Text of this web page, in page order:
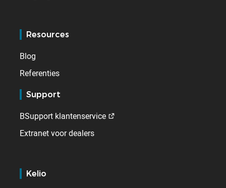
Resources
Blog
Referenties
Support
BSupport klantenservice
Extranet voor dealers
Kelio